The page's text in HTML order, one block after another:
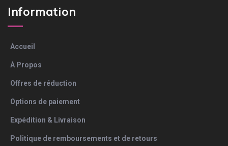
Information
Accueil
À Propos
Offres de réduction
Options de paiement
Expédition & Livraison
Politique de remboursements et de retours